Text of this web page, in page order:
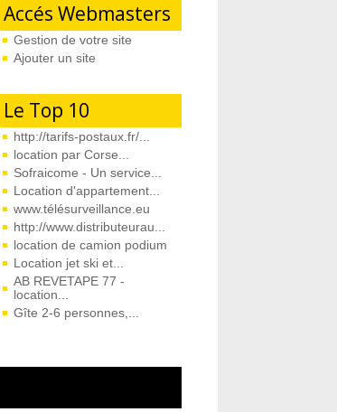
Accés Webmasters
Gestion de votre site
Ajouter un site
Le Top 10
http://tarifs-postaux.fr/...
location par Corse...
Sofraicome - Un service...
Location d'appartement...
www.télésurveillance.eu
http://www.distributeurau...
location de camion podium
Location jet ski et...
AB REVETAPE 77 -
location...
Gîte 2-6 personnes,...